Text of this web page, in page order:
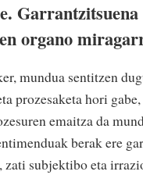
organo
mundua sentitzen
prozesaketa hori
emaitza da
berak ere
zati subjektibo eta